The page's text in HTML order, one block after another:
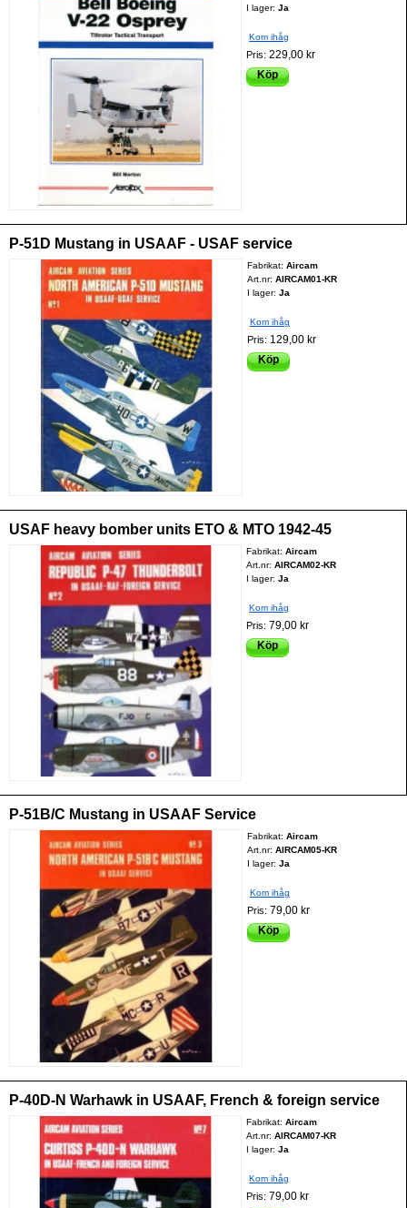
I lager: Ja
Kom ihåg
Pris:229,00 kr
Köp
P-51D Mustang in USAAF - USAF service
Fabrikat: Aircam
Art.nr: AIRCAM01-KR
I lager: Ja
Kom ihåg
Pris: 129,00 kr
Köp
USAF heavy bomber units ETO & MTO 1942-45
Fabrikat:Aircam
Art.nr:AIRCAM02-KR
I lager: Ja
Kom ihåg
Pris:79,00 kr
Köp
P-51B/C Mustang in USAAF Service
Fabrikat: Aircam
Art.nr: AIRCAM05-KR
I lager: Ja
Kom ihåg
Pris: 79,00 kr
Köp
P-40D-N Warhawk in USAAF, French & foreign service
Fabrikat:Aircam
Art.nr:AIRCAM07-KR
I lager: Ja
Kom ihåg
Pris:79,00 kr